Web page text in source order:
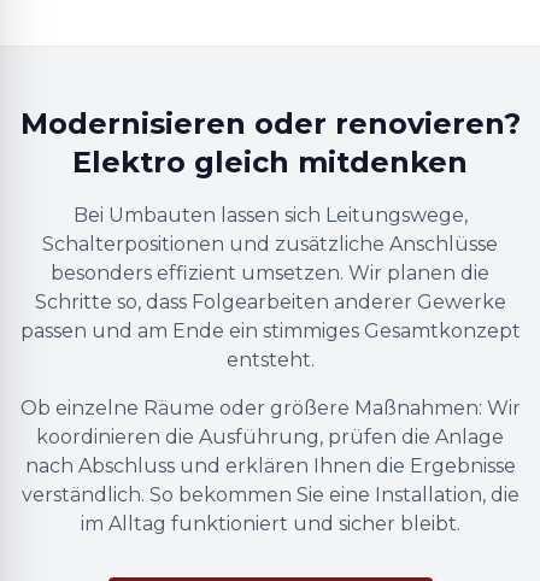
Modernisieren oder renovieren?
Elektro gleich mitdenken
Bei Umbauten lassen sich Leitungswege,
Schalterpositionen und zusätzliche Anschlüsse
besonders effizient umsetzen. Wir planen die
Schritte so, dass Folgearbeiten anderer Gewerke
passen und am Ende ein stimmiges Gesamtkonzept
entsteht.
Ob einzelne Räume oder größere Maßnahmen: Wir
koordinieren die Ausführung, prüfen die Anlage
nach Abschluss und erklären Ihnen die Ergebnisse
verständlich. So bekommen Sie eine Installation, die
im Alltag funktioniert und sicher bleibt.